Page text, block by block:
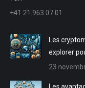
+41 21 963 07 01
Les
explorer
23